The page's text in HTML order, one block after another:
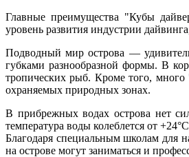
Главные преимущества "Кубы
уровень развития индустрии
Подводный мир острова —
губками разнообразной формы. В
тропических рыб. Кроме того,
охраняемых природных зонах.
В прибрежных водах острова нет
температура воды колеблется от
Благодаря специальным школам для
на острове могут заниматься и